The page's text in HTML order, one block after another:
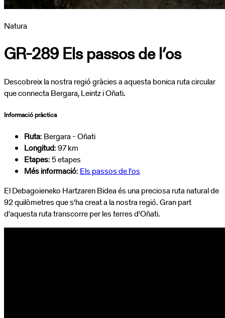
Natura
GR-289 Els passos de l’os
Descobreix la nostra regió gràcies a aquesta bonica ruta circular
que connecta Bergara, Leintz i Oñati.
Informació pràctica
Ruta: Bergara - Oñati
Longitud: 97 km
Etapes: 5 etapes
Més informació: Els passos de l'os
El Debagoieneko Hartzaren Bidea és una preciosa ruta natural de
92 quilòmetres que s'ha creat a la nostra regió. Gran part
d'aquesta ruta transcorre per les terres d'Oñati.